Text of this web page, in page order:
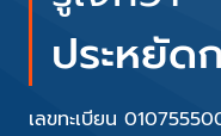
ประหยัด
เลขทะเบียน